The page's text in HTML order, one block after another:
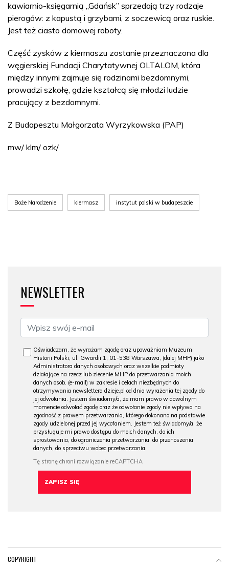
kawiarnio-księgarnią „Gdańsk” sprzedają trzy rodzaje
pierogów: z kapustą i grzybami, z soczewicą oraz ruskie.
Jest też ciasto domowej roboty.
Część zysków z kiermaszu zostanie przeznaczona dla
węgierskiej Fundacji Charytatywnej OLTALOM, która
między innymi zajmuje się rodzinami bezdomnymi,
prowadzi szkołę, gdzie kształcą się młodzi ludzie
pracujący z bezdomnymi.
Z Budapesztu Małgorzata Wyrzykowska (PAP)
mw/ klm/ ozk/
Boże Narodzenie kiermasz instytut polski w budapeszcie
NEWSLETTER
Oświadczam, że wyrażam zgodę oraz upoważniam Muzeum
Historii Polski, ul. Gwardii 1, 01-538 Warszawa, (dalej MHP) jako
Administratora danych osobowych oraz wszelkie podmioty
działające na rzecz lub zlecenie MHP do przetwarzania moich
danych osob. (e-mail) w zakresie i celach niezbędnych do
otrzymywania newslettera dzieje.pl od dnia wyrażenia tej zgody do
jej odwołania. Jestem świadomy/a, że mam prawo w dowolnym
momencie odwołać zgodę oraz że odwołanie zgody nie wpływa na
zgodność z prawem przetwarzania, którego dokonano na podstawie
zgody udzielonej przed jej wycofaniem. Jestem też świadomy/a, że
przysługuje mi prawo dostępu do moich danych, do ich
sprostowania, do ograniczenia przetwarzania, do przenoszenia
danych, do sprzeciwu wobec przetwarzania.
COPYRIGHT